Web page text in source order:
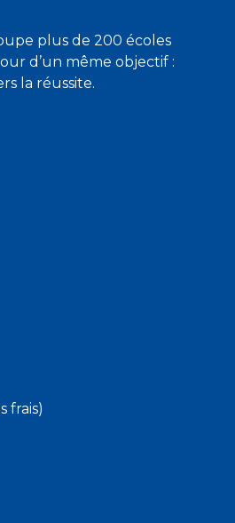
plus de 200 écoles
d’un même objectif :
la réussite.
frais)